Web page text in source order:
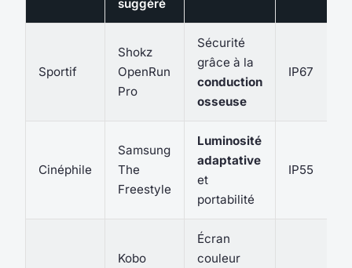
suggéré
Sportif
Shokz
OpenRun
Pro
Sécurité
grâce à la
conduction
osseuse
IP67
Cinéphile
Samsung
The
Freestyle
Luminosité
adaptative
et
portabilité
IP55
Kobo
Écran
couleur